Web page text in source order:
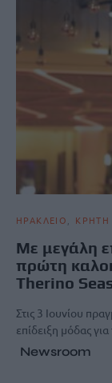
ΗΡΑΚΛΕΙΟ ΚΡΗΤΗ
Με μεγάλη
πρώτη
Therino
Στις 3 Ιουνίου
επίδειξη μόδας
Newsroom